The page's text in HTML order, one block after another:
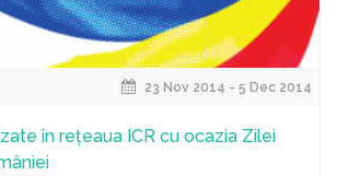
23 Nov 2014 - 5 Dec 2014
în rețeaua ICR cu ocazia Zilei